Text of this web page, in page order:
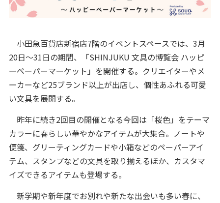
小田急百貨店新宿店7階のイベントスペースでは、3月
20日～31日の期間、「SHINJUKU 文具の博覧会 ハッピ
ーペーパーマーケット」を開催する。クリエイターやメ
ーカーなど25ブランド以上が出店し、個性あふれる可愛
い文具を展開する。
昨年に続き2回目の開催となる今回は「桜色」をテーマ
カラーに春らしい華やかなアイテムが大集合。ノートや
便箋、グリーティングカードや小箱などのペーパーアイ
テム、スタンプなどの文具を取り揃えるほか、カスタマ
イズできるアイテムも登場する。
新学期や新年度でお別れや新たな出会いも多い春に、